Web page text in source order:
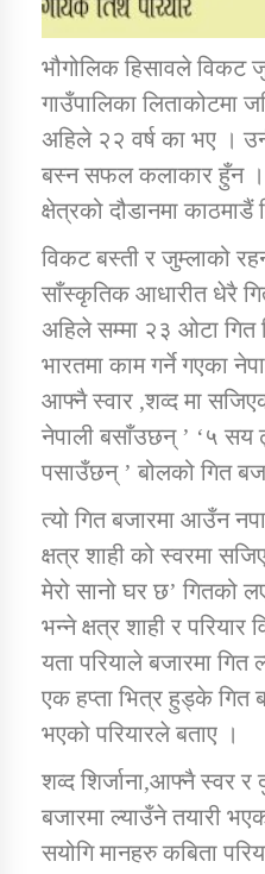
कर्णाली
सामाजिक
कार्यक्रम
कर्णाली
भौगोलिक हिसावले विकट
गाउँपालिका लिताकोटमा
अहिले २२ वर्ष का भए ।
बस्न सफल कलाकार हुँन ।
क्षेत्रको दौडानमा काठमाडैं
विकट बस्ती र जुम्लाको
साँस्कृतिक आधारीत धेरै
अहिले सम्मा २३ ओटा
भारतमा काम गर्ने गएका
आफ्नै स्वार ,शव्द मा
नेपाली बसाँउछन् ’ ‘५ सय
पसाउँछन् ’ बोलको गित
त्यो गित बजारमा आउँन
क्षत्र शाही को स्वरमा
मेरो सानो घर छ’ गितको
भन्ने क्षत्र शाही र परियार
यता परियाले बजारमा
एक हप्ता भित्र हुड्के गित
भएको परियारले बताए ।
शव्द शिर्जाना,आफ्नै स्वर र
बजारमा ल्याउँने तयारी
सयोगि मानहरु कबिता